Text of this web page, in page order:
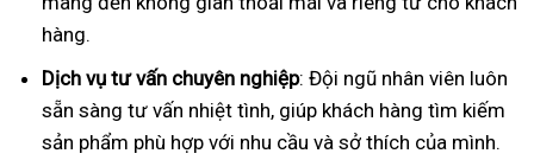
hàng.
Dịch vụ tư vấn chuyên nghiệp: Đội ngũ nhân viên luôn
sẵn sàng tư vấn nhiệt tình, giúp khách hàng tìm kiếm
sản phẩm phù hợp với nhu cầu và sở thích của mình.